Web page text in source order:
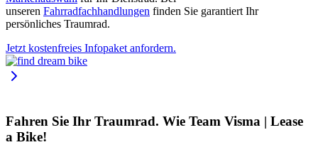
unseren Fahrradfachhandlungen finden Sie garantiert Ihr
persönliches Traumrad.
Jetzt kostenfreies Infopaket anfordern.
Fahren Sie Ihr Traumrad. Wie Team Visma | Lease
a Bike!